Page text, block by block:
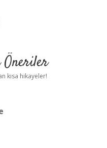
kısa hikayeler!